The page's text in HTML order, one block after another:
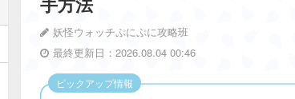
妖怪ウォッチぷにぷに攻略班
最終更新日：2026.08.04 00:46
ピックアップ情報